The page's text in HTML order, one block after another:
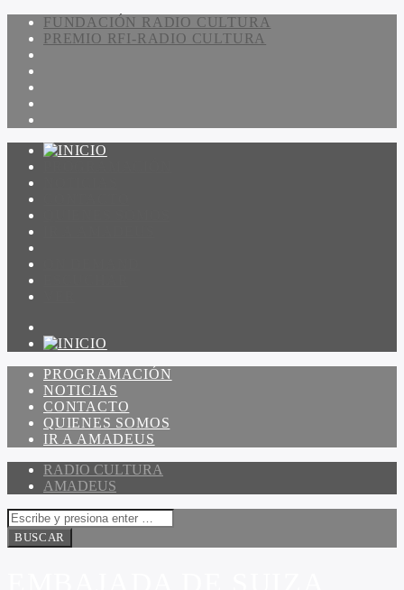
FUNDACIÓN RADIO CULTURA
PREMIO RFI-RADIO CULTURA
PROGRAMACIÓN
NOTICIAS
CONTACTO
QUIENES SOMOS
IR A AMADEUS
RADIO CULTURA
AMADEUS